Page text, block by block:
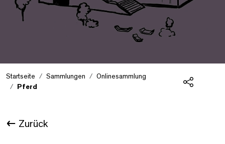
Startseite Sammlungen
Onlinesammlung
Pferd
Zurück